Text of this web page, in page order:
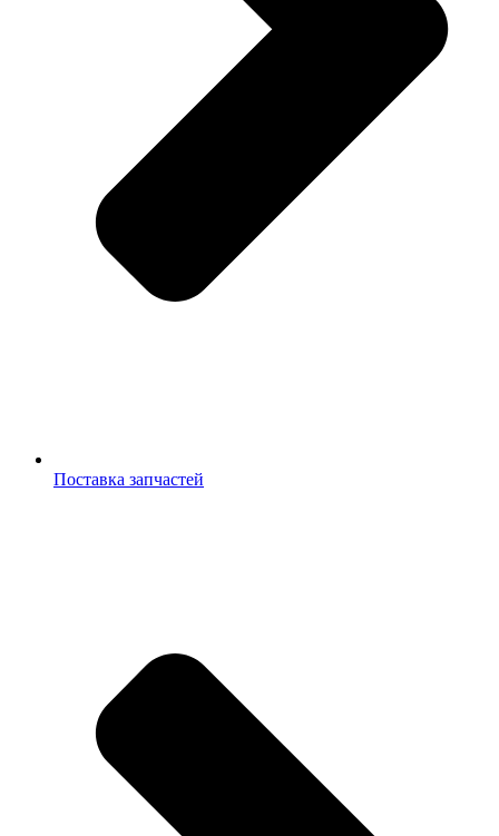
Поставка запчастей